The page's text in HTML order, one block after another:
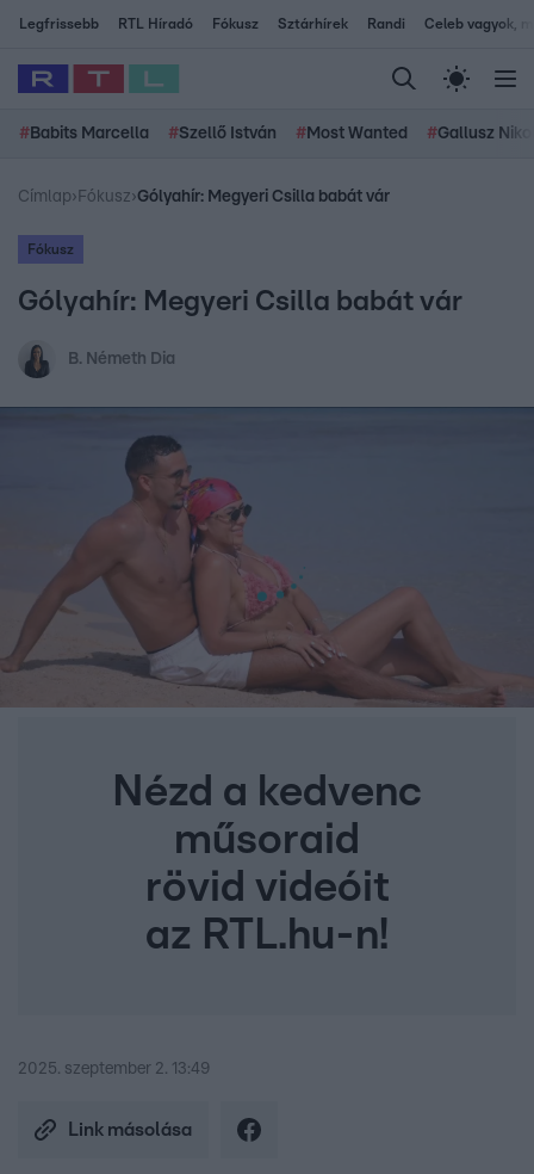
Legfrissebb RTL Híradó Fókusz Sztárhírek Randi Celeb vagyok,
# Babits Marcella #Szellő István # Most Wanted #Gallusz
Címlap› Fókusz›Gólyahír: Megyeri Csilla babát vár
Fókusz
Gólyahír: Megyeri Csilla babát vár
B. Németh Dia
Nézd a kedvenc
műsoraid
rövid videóit
az RTL.hu-n!
2025. szeptember 2. 13:49
Link másolása